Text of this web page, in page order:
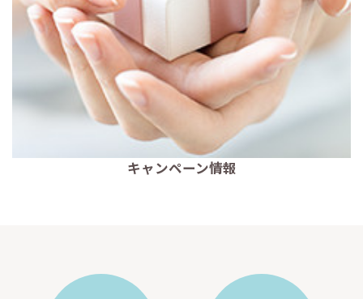
キャンペーン情報